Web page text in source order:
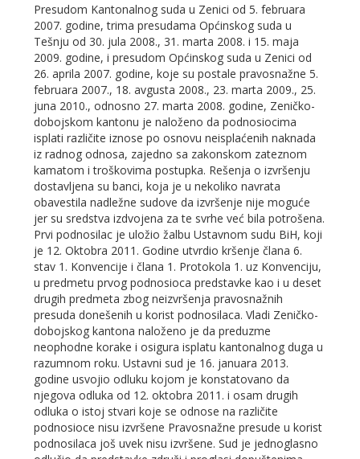
Presudom Kantonalnog suda u Zenici od 5. februara
2007. godine, trima presudama Općinskog suda u
Tešnju od 30. jula 2008., 31. marta 2008. i 15. maja
2009. godine, i presudom Općinskog suda u Zenici od
26. aprila 2007. godine, koje su postale pravosnažne 5.
februara 2007., 18. avgusta 2008., 23. marta 2009., 25.
juna 2010., odnosno 27. marta 2008. godine, Zeničko-
dobojskom kantonu je naloženo da podnosiocima
isplati različite iznose po osnovu neisplaćenih naknada
iz radnog odnosa, zajedno sa zakonskom zateznom
kamatom i troškovima postupka. Rešenja o izvršenju
dostavljena su banci, koja je u nekoliko navrata
obavestila nadležne sudove da izvršenje nije moguće
jer su sredstva izdvojena za te svrhe već bila potrošena.
Prvi podnosilac je uložio žalbu Ustavnom sudu BiH, koji
je 12. Oktobra 2011. Godine utvrdio kršenje člana 6.
stav 1. Konvencije i člana 1. Protokola 1. uz Konvenciju,
u predmetu prvog podnosioca predstavke kao i u deset
drugih predmeta zbog neizvršenja pravosnažnih
presuda donešenih u korist podnosilaca. Vladi Zeničko-
dobojskog kantona naloženo je da preduzme
neophodne korake i osigura isplatu kantonalnog duga u
razumnom roku. Ustavni sud je 16. januara 2013.
godine usvojio odluku kojom je konstatovano da
njegova odluka od 12. oktobra 2011. i osam drugih
odluka o istoj stvari koje se odnose na različite
podnosioce nisu izvršene Pravosnažne presude u korist
podnosilaca još uvek nisu izvršene. Sud je jednoglasno